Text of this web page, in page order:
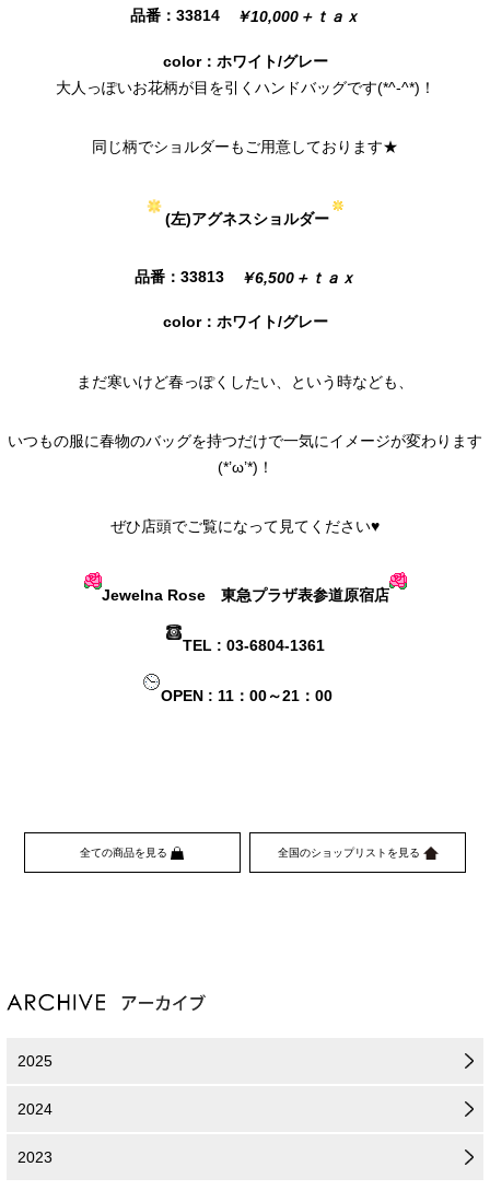
品番：33814 ￥10,000＋ｔａｘ
color：ホワイト/グレー
大人っぽいお花柄が目を引くハンドバッグです(*^-^*)！
同じ柄でショルダーもご用意しております★
(左)アグネスショルダー
品番：33813 ￥6,500＋ｔａｘ
color：ホワイト/グレー
まだ寒いけど春っぽくしたい、という時なども、
いつもの服に春物のバッグを持つだけで一気にイメージが変わります
(*’ω’*)！
ぜひ店頭でご覧になって見てください♥
Jewelna Rose 東急プラザ表参道原宿店
TEL : 03-6804-1361
OPEN : 11：00～21：00
全ての商品を見る 全国のショップリストを見る
2025
2024
2023